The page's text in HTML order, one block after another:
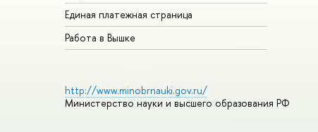
Единая платежная страница
Работа в Вышке
http://www.minobrnauki.gov.ru/
Министерство науки и высшего образования РФ